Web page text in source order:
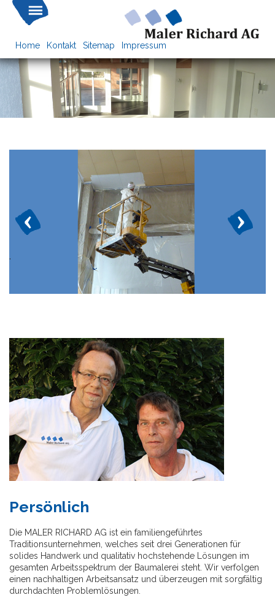
Home Kontakt Sitemap Impressum
Persönlich
Die MALER RICHARD AG ist ein familiengeführtes
Traditionsunternehmen, welches seit drei Generationen für
solides Handwerk und qualitativ hochstehende Lösungen im
gesamten Arbeitsspektrum der Baumalerei steht. Wir verfolgen
einen nachhaltigen Arbeitsansatz und überzeugen mit sorgfältig
durchdachten Problemlösungen.